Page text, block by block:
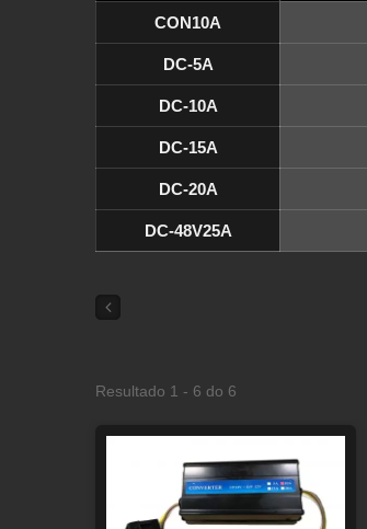
CON10A
DC-5A
DC-10A
DC-15A
DC-20A
DC-48V25A
Resultado 1 - 6 do 6